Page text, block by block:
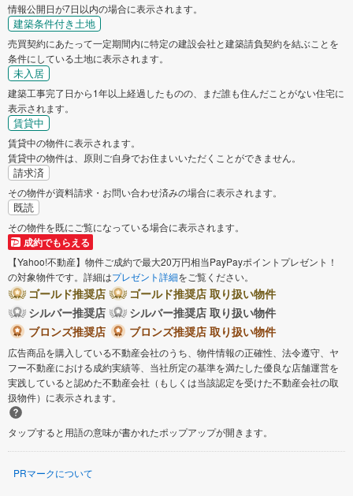
情報公開日が7日以内の場合に表示されます。
建築条件付き土地
売買契約にあたって一定期間内に特定の建設会社と建築請負契約を結ぶことを
条件にしている土地に表示されます。
未入居
建築工事完了日から1年以上経過したものの、まだ誰も住んだことがない住宅に
表示されます。
賃貸中
賃貸中の物件に表示されます。
賃貸中の物件は、原則ご自身でお住まいいただくことができません。
請求済
その物件が資料請求・お問い合わせ済みの場合に表示されます。
既読
その物件を既にご覧になっている場合に表示されます。
成約でもらえる
【Yahoo!不動産】物件ご成約で最大20万円相当PayPayポイントプレゼント！
の対象物件です。詳細はプレゼント詳細をご覧ください。
ゴールド推奨店
ゴールド推奨店 取り扱い物件
シルバー推奨店
シルバー推奨店 取り扱い物件
ブロンズ推奨店
ブロンズ推奨店 取り扱い物件
広告商品を購入している不動産会社のうち、物件情報の正確性、法令遵守、ヤ
フー不動産における成約実績等、当社所定の基準を満たした優良な店舗運営を
実践していると認めた不動産会社（もしくは当該認定を受けた不動産会社の取
扱物件）に表示されます。
タップすると用語の意味が書かれたポップアップが開きます。
PRマークについて